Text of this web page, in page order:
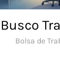
Busco
Bolsa de